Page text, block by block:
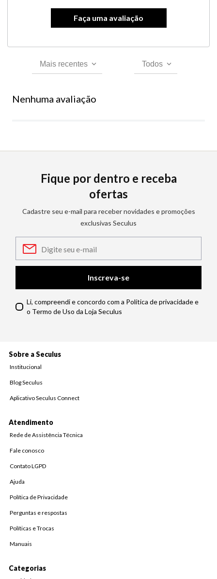
Mais recentes Todos
Nenhuma avaliação
Fique por dentro e receba
ofertas
Cadastre seu e-mail para receber novidades e promoções
exclusivas Seculus
Inscreva-se
Li, compreendi e concordo com a Política de privacidade e
o Termo de Uso da Loja Seculus
Sobre a Seculus
Institucional
Blog Seculus
Aplicativo Seculus Connect
Atendimento
Rede de Assistência Técnica
Fale conosco
Contato LGPD
Ajuda
Política de Privacidade
Perguntas e respostas
Políticas e Trocas
Manuais
Categorias